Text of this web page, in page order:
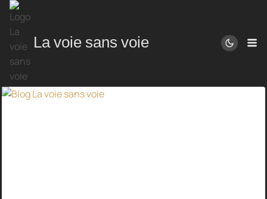
Aller
au
contenuLa voie sans voie
Blog